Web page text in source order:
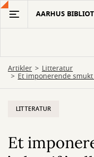
Gå
hovedindhold
AARHUS
Artikler Litteratur
Et imponerende smukt
LITTERATUR
Et